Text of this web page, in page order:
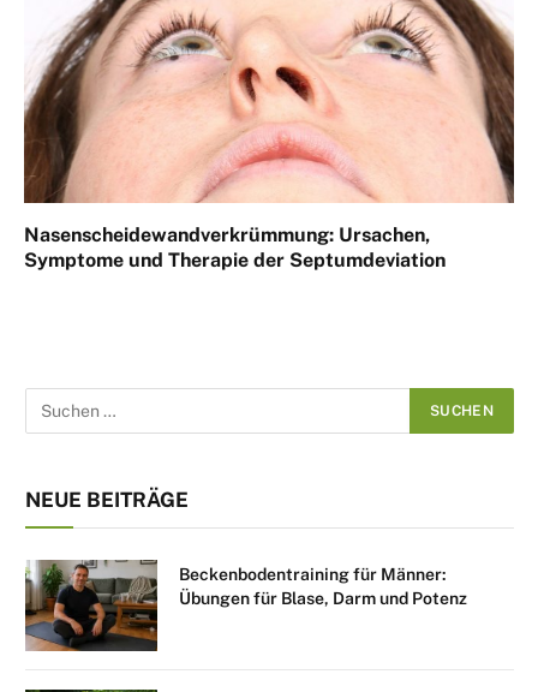
Nasenscheidewandverkrümmung: Ursachen,
Symptome und Therapie der Septumdeviation
NEUE BEITRÄGE
Beckenbodentraining für Männer:
Übungen für Blase, Darm und Potenz